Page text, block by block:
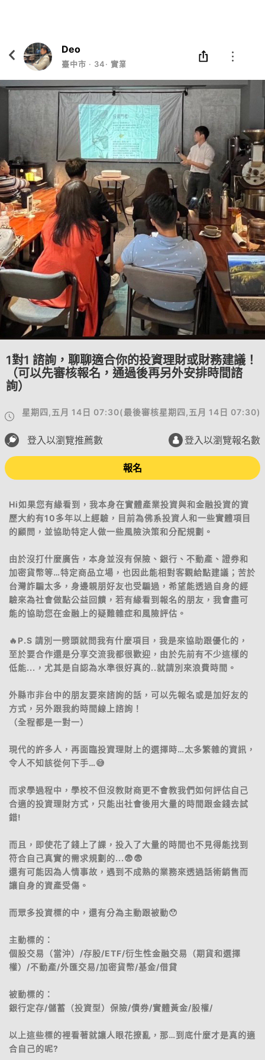
Deo
臺中市 ‧ 34‧ 實業打工人/業餘講師/佛系GP&VC
1對1 諮詢，聊聊適合你的投資理財或財務建議！
（可以先審核報名，通過後再另外安排時間諮
詢）
星期四,五月 14日 07:30(最後審核星期四,五月 14日 07:30)
登入以瀏覽推薦數 登入以瀏覽報名數
報名
Hi如果您有緣看到，我本身在實體產業投資與和金融投資的資
歷大約有10多年以上經驗，目前為佛系投資人和一些實體項目
的顧問，並協助特定人做一些風險決策和分配規劃。
由於沒打什麼廣告，本身並沒有保險、銀行、不動產、證券和
加密貨幣等…特定商品立場，也因此能相對客觀給點建議；苦於
台灣詐騙太多，身邊親朋好友也受騙過，希望能透過自身的經
驗來為社會做點公益回饋，若有緣看到報名的朋友，我會盡可
能的協助您在金融上的疑難雜症和風險評估。
🔥P.S 請別一劈頭就問我有什麼項目，我是來協助跟優化的，
至於要合作還是分享交流我都很歡迎，由於先前有不少這樣的
低能...，尤其是自認為水準很好真的..就請別來浪費時間。
外縣市非台中的朋友要來諮詢的話，可以先報名或是加好友的
方式，另外跟我約時間線上諮詢！
（全程都是一對一）
現代的許多人，再面臨投資理財上的選擇時…太多繁雜的資訊，
令人不知該從何下手…😅
而求學過程中，學校不但沒教財商更不會教我們如何評估自己
合適的投資理財方式，只能出社會後用大量的時間跟金錢去試
錯!
而且，即使花了錢上了課，投入了大量的時間也不見得能找到
符合自己真實的需求規劃的...😨😨
還有可能因為人情事故，遇到不成熟的業務來透過話術銷售而
讓自身的資產受傷。
而眾多投資標的中，還有分為主動跟被動😯
主動標的：
個股交易（當沖）/存股/ETF/衍生性金融交易（期貨和選擇
權）/不動產/外匯交易/加密貨幣/基金/借貸
被動標的：
銀行定存/儲蓄（投資型）保險/債券/實體黃金/股權/
以上這些標的裡看著就讓人眼花撩亂，那…到底什麼才是真的適
合自己的呢?